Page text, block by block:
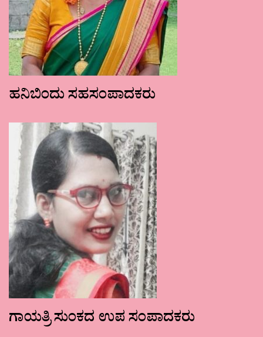
ಹನಿಬಿಂದು ಸಹಸಂಪಾದಕರು
ಗಾಯತ್ರಿ ಸುಂಕದ ಉಪ ಸಂಪಾದಕರು